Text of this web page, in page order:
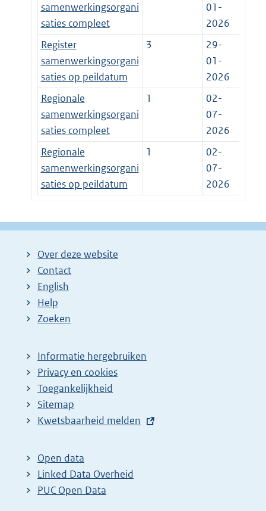
samenwerkingsorgani
saties compleet
01-
2026
Register
samenwerkingsorgani
saties op peildatum
3
29-
01-
2026
Regionale
samenwerkingsorgani
saties compleet
1
02-
07-
2026
Regionale
samenwerkingsorgani
saties op peildatum
1
02-
07-
2026
Over deze website
Contact
English
Help
Zoeken
Informatie hergebruiken
Privacy en cookies
Toegankelijkheid
Sitemap
E
t
e
r
Kwetsbaarheid melden
Open data
Linked Data Overheid
PUC Open Data